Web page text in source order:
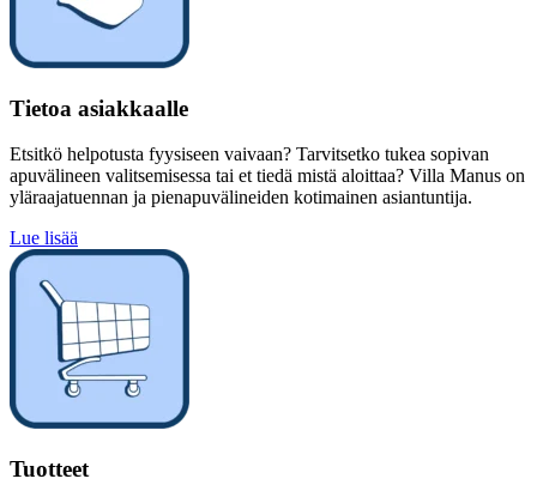
Tietoa asiakkaalle
Etsitkö helpotusta fyysiseen vaivaan? Tarvitsetko tukea sopivan
apuvälineen valitsemisessa tai et tiedä mistä aloittaa? Villa Manus on
yläraajatuennan ja pienapuvälineiden kotimainen asiantuntija.
Lue lisää
Tuotteet